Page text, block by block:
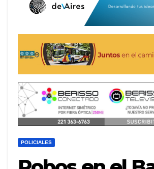
POLICIALES